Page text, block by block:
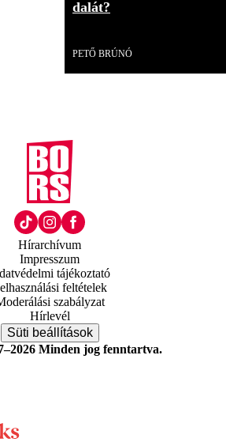
dalát?
PETŐ BRÚNÓ
Hírarchívum
Impresszum
tájékoztató
feltételek
szabályzat
Hírlevél
Süti beállítások
Minden jog fenntartva.